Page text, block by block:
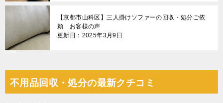
【京都市山科区】三人掛けソファーの回収・処分ご依
頼 お客様の声
更新日：2025年3月9日
不用品回収・処分の最新クチコミ